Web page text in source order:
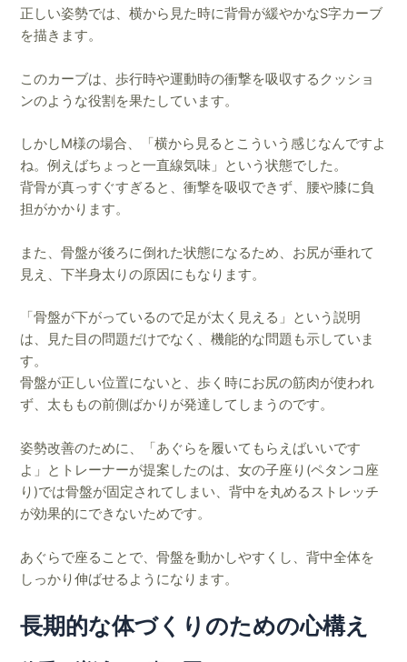
正しい姿勢では、横から見た時に背骨が緩やかなS字カーブ
を描きます。
このカーブは、歩行時や運動時の衝撃を吸収するクッショ
ンのような役割を果たしています。
しかしM様の場合、「横から見るとこういう感じなんですよ
ね。例えばちょっと一直線気味」という状態でした。
背骨が真っすぐすぎると、衝撃を吸収できず、腰や膝に負
担がかかります。
また、骨盤が後ろに倒れた状態になるため、お尻が垂れて
見え、下半身太りの原因にもなります。
「骨盤が下がっているので足が太く見える」という説明
は、見た目の問題だけでなく、機能的な問題も示していま
す。
骨盤が正しい位置にないと、歩く時にお尻の筋肉が使われ
ず、太ももの前側ばかりが発達してしまうのです。
姿勢改善のために、「あぐらを履いてもらえばいいです
よ」とトレーナーが提案したのは、女の子座り(ペタンコ座
り)では骨盤が固定されてしまい、背中を丸めるストレッチ
が効果的にできないためです。
あぐらで座ることで、骨盤を動かしやすくし、背中全体を
しっかり伸ばせるようになります。
長期的な体づくりのための心構え